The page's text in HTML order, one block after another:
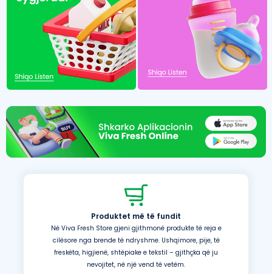
Produktet më të fundit
Në Viva Fresh Store gjeni gjithmonë produkte të reja e
cilësore nga brende të ndryshme. Ushqimore, pije, të
freskëta, higjienë, shtëpiake e tekstil – gjithçka që ju
nevojitet, në një vend të vetëm.